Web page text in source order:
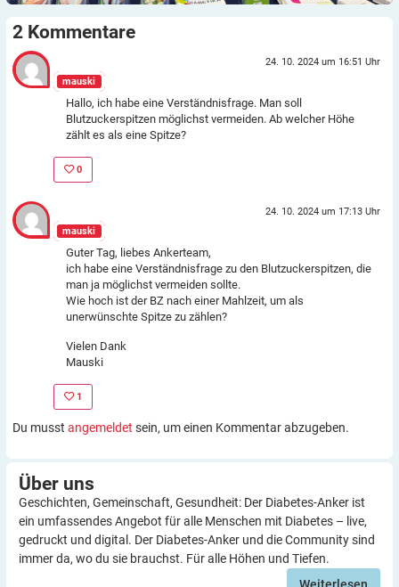
2 Kommentare
mauski
24. 10. 2024 um 16:51 Uhr
Hallo, ich habe eine Verständnisfrage. Man soll
Blutzuckerspitzen möglichst vermeiden. Ab welcher Höhe
zählt es als eine Spitze?
0
mauski
24. 10. 2024 um 17:13 Uhr
Guter Tag, liebes Ankerteam,
ich habe eine Verständnisfrage zu den Blutzuckerspitzen, die
man ja möglichst vermeiden sollte.
Wie hoch ist der BZ nach einer Mahlzeit, um als
unerwünschte Spitze zu zählen?
Vielen Dank
Mauski
1
Du musst angemeldet sein, um einen Kommentar abzugeben.
Über uns
Geschichten, Gemeinschaft, Gesundheit: Der Diabetes-Anker ist
ein umfassendes Angebot für alle Menschen mit Diabetes – live,
gedruckt und digital. Der Diabetes-Anker und die Community sind
immer da, wo du sie brauchst. Für alle Höhen und Tiefen.
Weiterlesen